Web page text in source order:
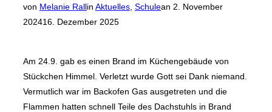
von Melanie Rallin Aktuelles, Schulean Veröffentlicht
2. November
202416. Dezember 2025
Am 24.9. gab es einen Brand im Küchengebäude von
Stückchen Himmel. Verletzt wurde Gott sei Dank niemand.
Vermutlich war im Backofen Gas ausgetreten und die
Flammen hatten schnell Teile des Dachstuhls in Brand